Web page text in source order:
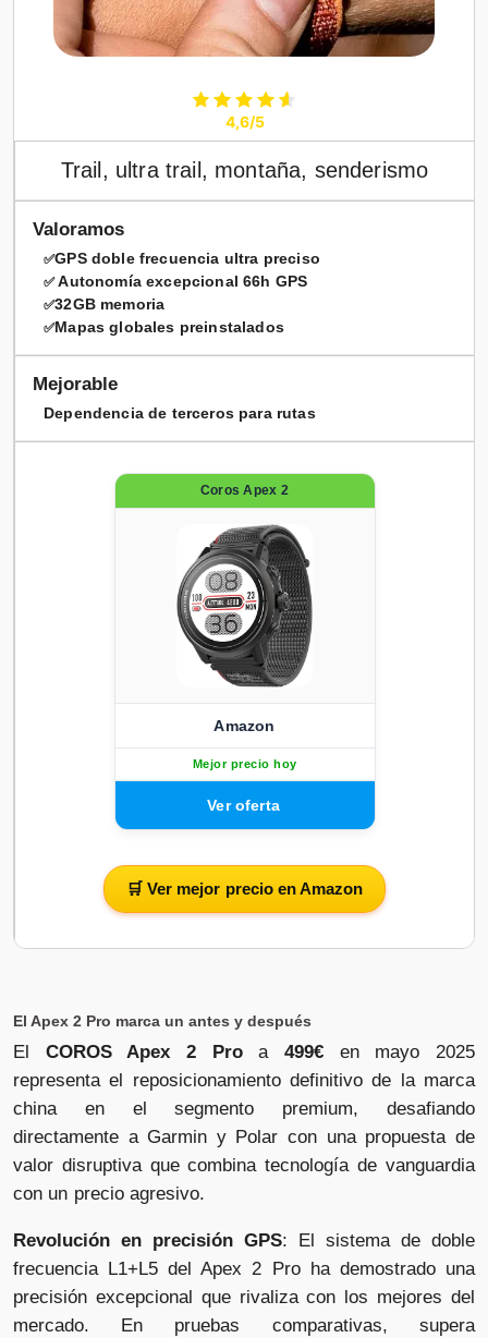
4,6/5
Trail, ultra trail, montaña, senderismo
Valoramos
✅GPS doble frecuencia ultra preciso
✅Autonomía excepcional 66h GPS
✅32GB memoria
✅Mapas globales preinstalados
Mejorable
Dependencia de terceros para rutas
Coros Apex 2
Amazon
Mejor precio hoy
🛒 Ver mejor precio en Amazon
El Apex 2 Pro marca un antes y después
El COROS Apex 2 Proa499€ en mayo 2025
representa el reposicionamiento definitivo de la marca
china en el segmento premium, desafiando
directamente a Garmin y Polar con una propuesta de
valor disruptiva que combina tecnología de vanguardia
con un precio agresivo.
Revolución en precisión GPS: El sistema de doble
frecuencia L1+L5 del Apex 2 Pro ha demostrado una
precisión excepcional que rivaliza con los mejores del
mercado. En pruebas comparativas, supera